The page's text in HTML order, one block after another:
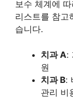
보수 체계에
리스트를 참고
습니다.
치과 A:
원
치과 B:
관리 비